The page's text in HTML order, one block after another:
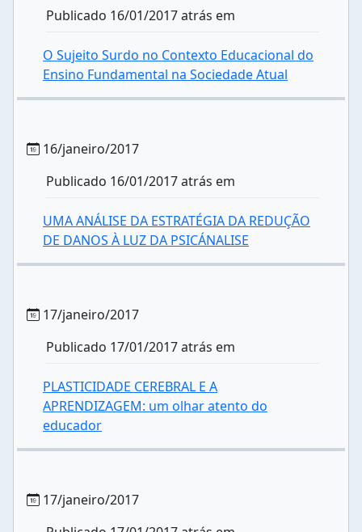
Publicado 16/01/2017 atrás em
O Sujeito Surdo no Contexto Educacional do
Ensino Fundamental na Sociedade Atual
16/janeiro/2017
Publicado 16/01/2017 atrás em
UMA ANÁLISE DA ESTRATÉGIA DA REDUÇÃO
DE DANOS À LUZ DA PSICÁNALISE
17/janeiro/2017
Publicado 17/01/2017 atrás em
PLASTICIDADE CEREBRAL E A
APRENDIZAGEM: um olhar atento do
educador
17/janeiro/2017